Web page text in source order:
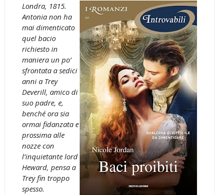
Londra, 1815.
Antonia non ha
mai dimenticato
quel bacio
richiesto in
maniera un po’
sfrontata a sedici
anni a Trey
Deverill, amico di
suo padre, e,
benché ora sia
ormai fidanzata e
prossima alle
nozze con
l’inquietante lord
Heward, pensa a
Trey fin troppo
spesso.